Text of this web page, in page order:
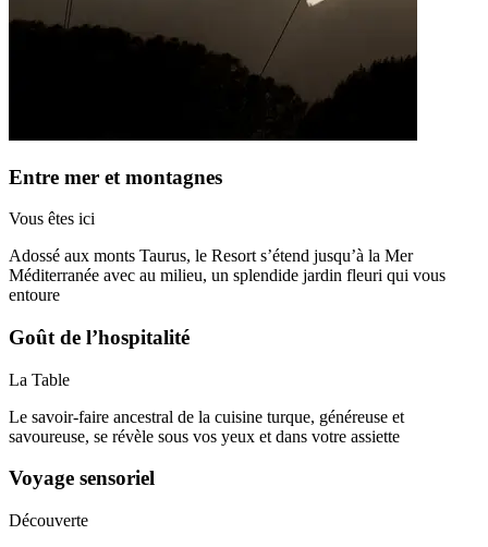
Entre mer et montagnes
Vous êtes ici
Adossé aux monts Taurus, le Resort s’étend jusqu’à la Mer
Méditerranée avec au milieu, un splendide jardin fleuri qui vous
entoure
Goût de l’hospitalité
La Table
Le savoir-faire ancestral de la cuisine turque, généreuse et
savoureuse, se révèle sous vos yeux et dans votre assiette
Voyage sensoriel
Découverte